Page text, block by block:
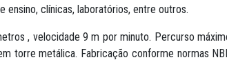
clínicas, laboratórios, entre outros.
, velocidade 9 m por minuto. Percurso
torre metálica. Fabricação conforme normas